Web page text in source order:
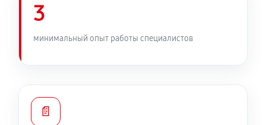
3
минимальный опыт работы специалистов
📄